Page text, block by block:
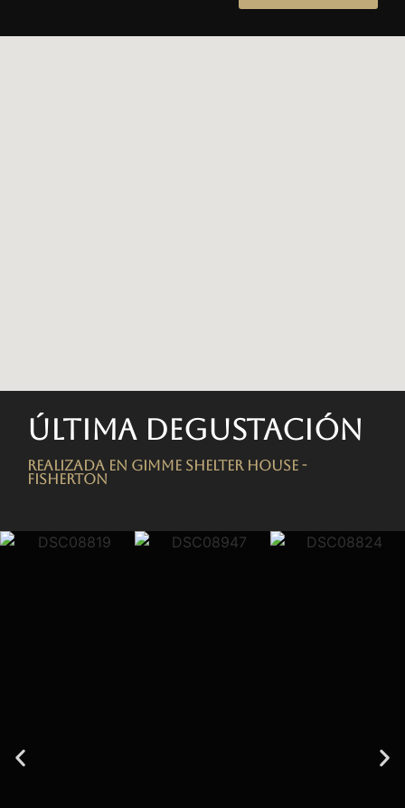
Última degustación
Realizada en Gimme Shelter House -
FISHERTON